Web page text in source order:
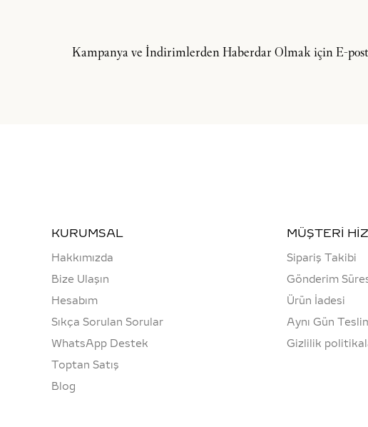
Kampanya ve İndirimlerden Haberdar Olmak için E-
KURUMSAL
Hakkımızda
Bize Ulaşın
Hesabım
Sıkça Sorulan Sorular
WhatsApp Destek
Toptan Satış
Blog
MÜŞTERİ
Sipariş Takibi
Gönderim
Ürün İadesi
Aynı Gün
Gizlilik